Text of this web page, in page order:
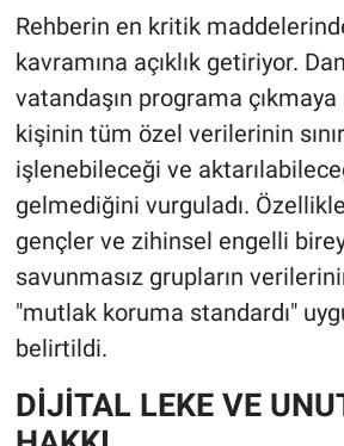
Rehberin en kritik
kavramına açıklık getiriyor.
vatandaşın programa çıkmaya
kişinin tüm özel verilerinin
işlenebileceği ve
gelmediğini vurguladı.
gençler ve zihinsel engelli
savunmasız grupların
"mutlak koruma standardı"
belirtildi.
DİJİTAL LEKE VE